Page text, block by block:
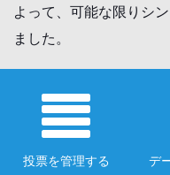
よって、可能な限りシ
ました。
投票を管理する デ